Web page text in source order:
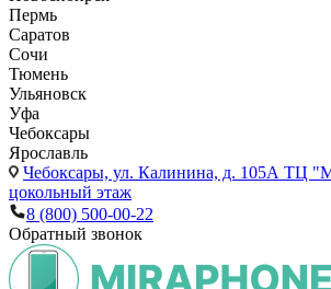
Пермь
Саратов
Сочи
Тюмень
Ульяновск
Уфа
Чебоксары
Ярославль
Чебоксары, ул. Калинина, д. 105А ТЦ
цокольный этаж
8 (800) 500-00-22
Обратный звонок